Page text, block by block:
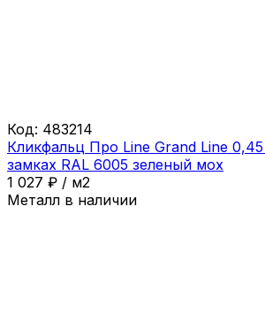
Код: 483214
Кликфальц Про Line Grand Line
замках RAL 6005 зеленый мох
1 027 ₽ / м2
Металл в наличии